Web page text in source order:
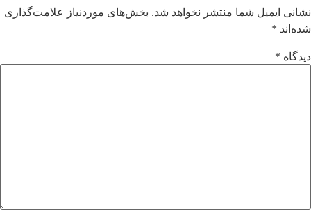
نشانی ایمیل شما منتشر نخواهد شد. بخش‌های موردنیاز علامت‌گذاری
شده‌اند *
دیدگاه *